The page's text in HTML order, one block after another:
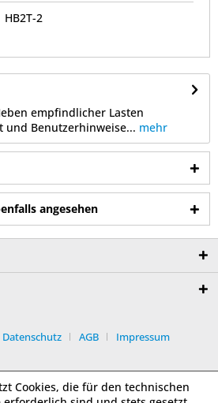
HB2T-2
empfindlicher Lasten
und Benutzerhinweise... mehr
angesehen
Datenschutz AGB Impressum
Cookies, die für den technischen